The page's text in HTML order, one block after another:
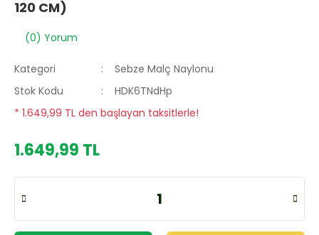
120 CM)
(0) Yorum
Kategori
Sebze Malç Naylonu
Stok Kodu
HDK6TNdHp
* 1.649,99 TL den başlayan taksitlerle!
1.649,99 TL